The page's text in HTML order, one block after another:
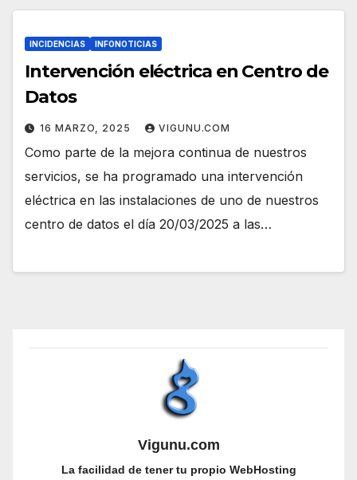
INCIDENCIAS INFONOTICIAS
Intervención eléctrica en Centro de
Datos
16 MARZO, 2025 VIGUNU.COM
Como parte de la mejora continua de nuestros
servicios, se ha programado una intervención
eléctrica en las instalaciones de uno de nuestros
centro de datos el día 20/03/2025 a las…
Vigunu.com
La facilidad de tener tu propio WebHosting